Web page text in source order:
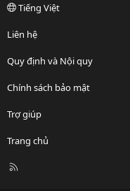
Tiếng Việt
Liên hệ
Quy định và Nội quy
Chính sách bảo mật
Trợ giúp
Trang chủ
R